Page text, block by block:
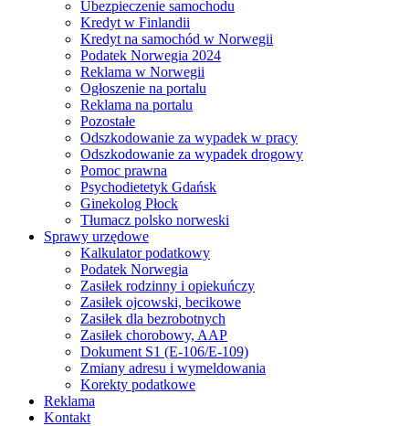
Ubezpieczenie samochodu
Kredyt w Finlandii
Kredyt na samochód w Norwegii
Podatek Norwegia 2024
Reklama w Norwegii
Ogłoszenie na portalu
Reklama na portalu
Pozostałe
Odszkodowanie za wypadek w pracy
Odszkodowanie za wypadek drogowy
Pomoc prawna
Psychodietetyk Gdańsk
Ginekolog Płock
Tłumacz polsko norweski
Sprawy urzędowe
Kalkulator podatkowy
Podatek Norwegia
Zasiłek rodzinny i opiekuńczy
Zasiłek ojcowski, becikowe
Zasiłek dla bezrobotnych
Zasiłek chorobowy, AAP
Dokument S1 (E-106/E-109)
Zmiany adresu i wymeldowania
Korekty podatkowe
Reklama
Kontakt